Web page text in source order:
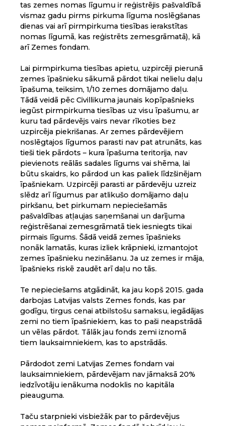
tas zemes nomas līgumu ir reģistrējis pašvaldībā
vismaz gadu pirms pirkuma līguma noslēgšanas
dienas vai arī pirmpirkuma tiesības ierakstītas
nomas līgumā, kas reģistrēts zemesgrāmatā), kā
arī Zemes fondam.
Lai pirmpirkuma tiesības apietu, uzpircēji pierunā
zemes īpašnieku sākumā pārdot tikai nelielu daļu
īpašuma, teiksim, 1/10 zemes domājamo daļu.
Tādā veidā pēc Civillikuma jaunais kopīpašnieks
iegūst pirmpirkuma tiesības uz visu īpašumu, ar
kuru tad pārdevējs vairs nevar rīkoties bez
uzpircēja piekrišanas. Ar zemes pārdevējiem
noslēgtajos līgumos parasti nav pat atrunāts, kas
tieši tiek pārdots – kura īpašuma teritorija, nav
pievienots reālās sadales līgums vai shēma, lai
būtu skaidrs, ko pārdod un kas paliek līdzšinējam
īpašniekam. Uzpircēji parasti ar pārdevēju uzreiz
slēdz arī līgumus par atlikušo domājamo daļu
pirkšanu, bet pirkumam nepieciešamās
pašvaldības atļaujas saņemšanai un darījuma
reģistrēšanai zemesgrāmatā tiek iesniegts tikai
pirmais līgums. Šādā veidā zemes īpašnieks
nonāk lamatās, kuras izliek krāpnieki, izmantojot
zemes īpašnieku nezināšanu. Ja uz zemes ir māja,
īpašnieks riskē zaudēt arī daļu no tās.
Te nepieciešams atgādināt, ka jau kopš 2015. gada
darbojas Latvijas valsts Zemes fonds, kas par
godīgu, tirgus cenai atbilstošu samaksu, iegādājas
zemi no tiem īpašniekiem, kas to paši neapstrādā
un vēlas pārdot. Tālāk jau fonds zemi iznomā
tiem lauksaimniekiem, kas to apstrādās.
Pārdodot zemi Latvijas Zemes fondam vai
lauksaimniekiem, pārdevējam nav jāmaksā 20%
iedzīvotāju ienākuma nodoklis no kapitāla
pieauguma.
Taču starpnieki visbiežāk par to pārdevējus